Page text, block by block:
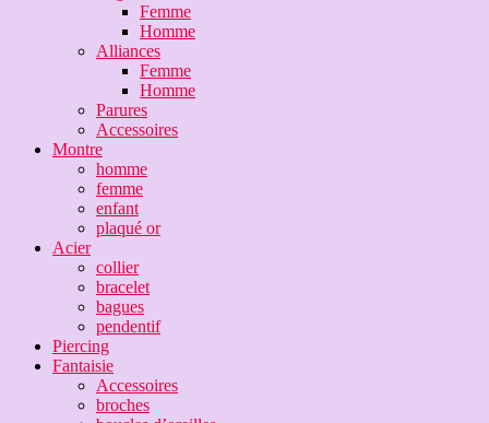
Femme
Homme
Alliances
Femme
Homme
Parures
Accessoires
Montre
homme
femme
enfant
plaqué or
Acier
collier
bracelet
bagues
pendentif
Piercing
Fantaisie
Accessoires
broches